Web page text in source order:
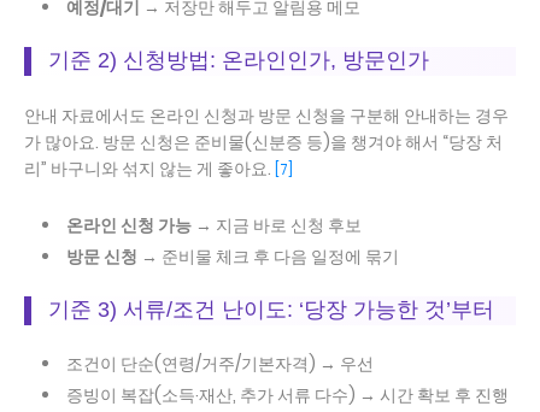
예정/대기 → 저장만 해두고 알림용 메모
기준 2) 신청방법: 온라인인가, 방문인가
안내 자료에서도 온라인 신청과 방문 신청을 구분해 안내하는 경우
가 많아요. 방문 신청은 준비물(신분증 등)을 챙겨야 해서 “당장 처
리” 바구니와 섞지 않는 게 좋아요. [7]
온라인 신청 가능 → 지금 바로 신청 후보
방문 신청 → 준비물 체크 후 다음 일정에 묶기
기준 3) 서류/조건 난이도: ‘당장 가능한 것’부터
조건이 단순(연령/거주/기본자격) → 우선
증빙이 복잡(소득·재산, 추가 서류 다수) → 시간 확보 후 진행